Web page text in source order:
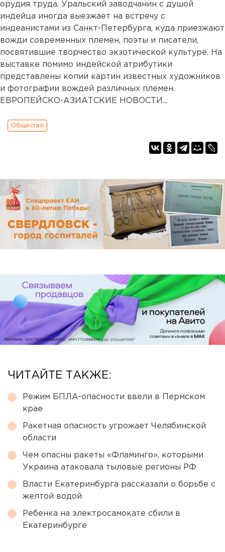
орудия труда. Уральский заводчанин с душой
индейца иногда выезжает на встречу с
индеанистами из Санкт-Петербурга, куда приезжают
вожди современных племен, поэты и писатели,
посвятившие творчество экзотической культуре. На
выставке помимо индейской атрибутики
представлены копии картин известных художников
и фотографии вождей различных племен.
ЕВРОПЕЙСКО-АЗИАТСКИЕ НОВОСТИ...
Общество
ЧИТАЙТЕ ТАКЖЕ:
Режим БПЛА-опасности ввели в Пермском
крае
Ракетная опасность угрожает Челябинской
области
Чем опасны ракеты «Фламинго», которыми
Украина атаковала тыловые регионы РФ
Власти Екатеринбурга рассказали о борьбе с
желтой водой
Ребенка на электросамокате сбили в
Екатеринбурге